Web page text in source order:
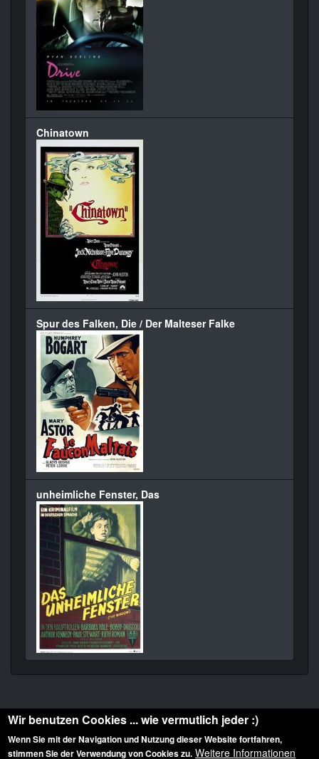
Chinatown
Spur des Falken, Die / Der Malteser Falke
unheimliche Fenster, Das
Diese Website ist urheberrechtlich geschützt: © 2010-2026 der Film Noir de. Alle
Wir benutzen Cookies ... wie vermutlich jeder :)
Wenn Sie mit der Navigation und Nutzung dieser Website fortfahren,
stimmen Sie der Verwendung von Cookies zu. Weitere Informationen